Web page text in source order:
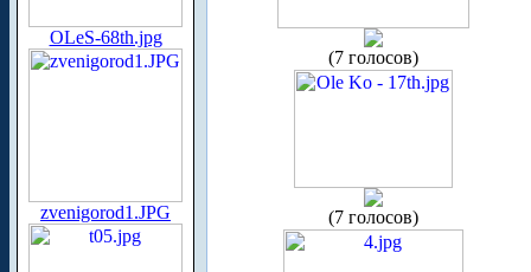
OLeS-68th.jpg
zvenigorod1.JPG
(7 голосов)
(7 голосов)